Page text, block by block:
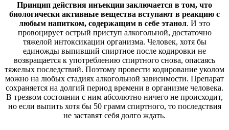
Принцип действия инъекции заключается в том, что
биологически активные вещества вступают в реакцию с
любым напитком, содержащим в себе этанол. И это
провоцирует острый приступ алкогольной, достаточно
тяжелой интоксикации организма. Человек, хотя бы
единожды выпивший спиртное после кодировки не
возвращается к употреблению спиртного снова, опасаясь
тяжелых последствий. Поэтому провести кодирование уколом
можно на любых стадиях алкогольной зависимости. Препарат
сохраняется на долгий период времени в организме человека.
В трезвом состоянии с ним абсолютно ничего не происходит,
но если выпить хотя бы 50 грамм спиртного, то последствия
не заставят себя долго ждать.